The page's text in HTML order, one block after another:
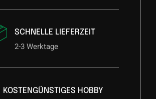
SCHNELLE LIEFERZEIT
2-3 Werktage
KOSTENGÜNSTIGES HOBBY